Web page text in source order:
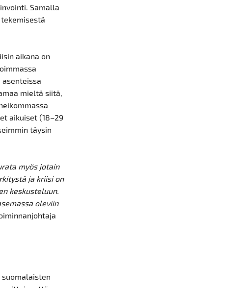
Samalla
aikana on
asenteissa
mieltä siitä,
aikuiset (18–29
täysin
myös jotain
ja kriisi on
keskusteluun.
oleviin